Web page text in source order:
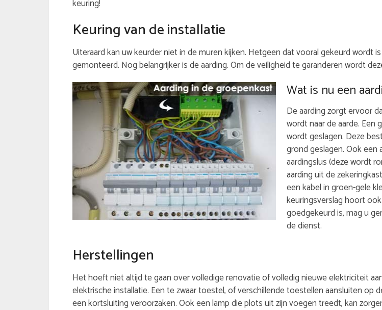
keuring!
Keuring van de installatie
Uiteraard kan uw keurder niet in de muren kijken. Hetgeen dat vooral gekeurd wordt
gemonteerd. Nog belangrijker is de aarding. Om de veiligheid te garanderen wordt
Wat is nu een
De aarding zorgt ervoor
wordt naar de aarde. Een
wordt geslagen. Deze
grond geslagen. Ook
aardingslus (deze wordt
aarding uit de
een kabel in groen-gele
keuringsverslag hoort
goedgekeurd is, mag u
de dienst.
Herstellingen
Het hoeft niet altijd te gaan over volledige renovatie of volledig nieuwe elektriciteit
elektrische installatie. Een te zwaar toestel, of verschillende toestellen aansluiten op
een kortsluiting veroorzaken. Ook een lamp die plots uit zijn voegen treedt, kan